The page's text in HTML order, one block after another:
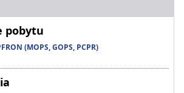
pobytu
(MOPS, GOPS, PCPR)